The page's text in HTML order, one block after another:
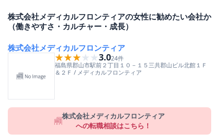
株式会社メディカルフロンティアの女性に勧めたい会社か
（働きやすさ・カルチャー・成長）
株式会社メディカルフロンティア
★★★★★
★★★★★3.024件
福島県郡山市駅前２丁目１０－１５三共郡山ビル北館１Ｆ
＆２Ｆ / メディカルフロンティア
株式会社メディカルフロンティア
への転職相談はこちら！